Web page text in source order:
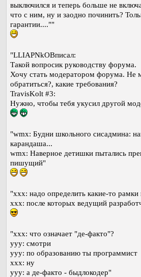
выключился и теперь больше не
что с ним, ну и заодно починить?
гарантии....""
"LLIAPNkOBписал:
Такой вопросик руководству форума.
Хочу стать модератором форума. Не
обратиться?, какие требования?
TravisKolt #3:
Нужно, чтобы тебя укусил другой
"wmx: Будни школьного сисадмина:
карандаша...
wmx: Наверное детишки пытались
пишущий"
"xxx: надо определить какие-то рамки
xxx: после которых ведущий
"ххх: что означает "де-факто"?
yyy: смотри
ууу: по образованию ты программист
ххх: ну
ууу: а де-факто - быдлокодер"